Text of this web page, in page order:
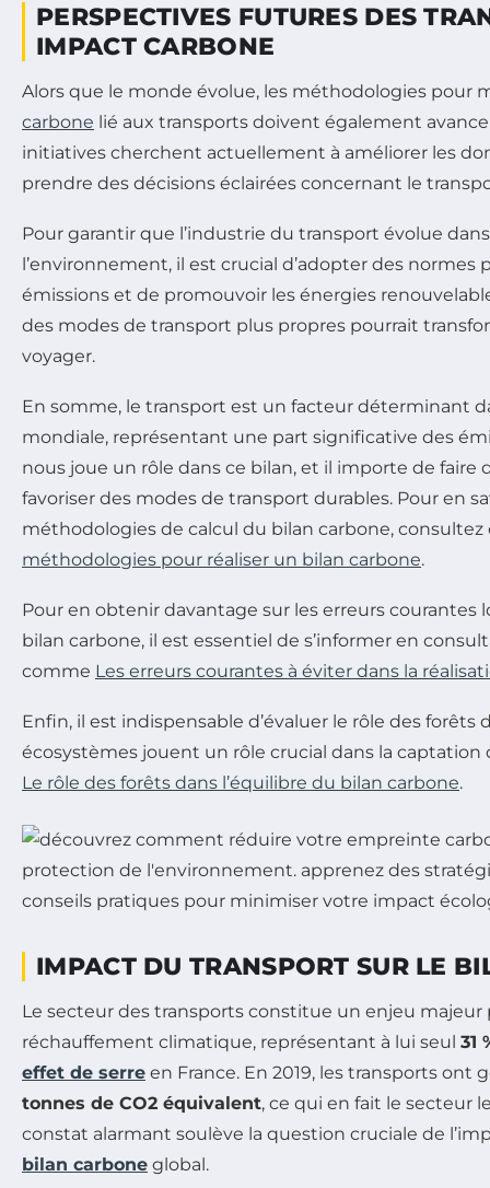
PERSPECTIVES FUTURES DES
IMPACT CARBONE
Alors que le monde évolue, les méthodologies pour
carbone lié aux transports doivent également
initiatives cherchent actuellement à améliorer les
prendre des décisions éclairées concernant le
Pour garantir que l’industrie du transport évolue
l’environnement, il est crucial d’adopter des normes
émissions et de promouvoir les énergies
des modes de transport plus propres pourrait
voyager.
En somme, le transport est un facteur déterminant
mondiale, représentant une part significative des
nous joue un rôle dans ce bilan, et il importe de faire
favoriser des modes de transport durables. Pour en
méthodologies de calcul du bilan carbone, consultez
méthodologies pour réaliser un bilan carbone.
Pour en obtenir davantage sur les erreurs courantes
bilan carbone, il est essentiel de s’informer en
comme Les erreurs courantes à éviter dans la
Enfin, il est indispensable d’évaluer le rôle des forêts
écosystèmes jouent un rôle crucial dans la captation
Le rôle des forêts dans l’équilibre du bilan carbone.
IMPACT DU TRANSPORT SUR LE
Le secteur des transports constitue un enjeu
réchauffement climatique, représentant à lui seul 31
effet de serre en France. En 2019, les transports ont
tonnes de CO2 équivalent, ce qui en fait le secteur
constat alarmant soulève la question cruciale de
bilan carbone global.